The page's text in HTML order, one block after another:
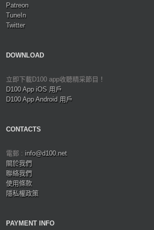
Patreon
TuneIn
Twitter
DOWNLOAD
立即下載D100 app收聽精采節目！
D100 App iOS 用戶
D100 App Android 用戶
CONTACTS
電郵 : info@d100.net
關於我們
聯絡我們
使用條款
隱私權政策
PAYMENT INFO